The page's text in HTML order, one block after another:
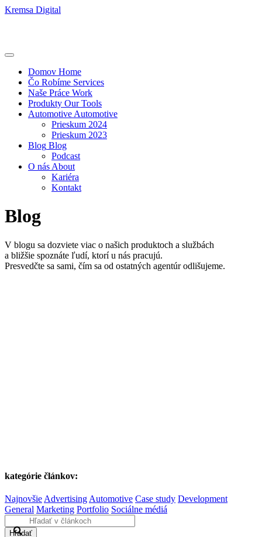
Kremsa Digital
Domov Home
Čo Robíme Services
Naše Práce Work
Produkty Our Tools
Automotive Automotive
Prieskum 2024
Prieskum 2023
Blog Blog
Podcast
O nás About
Kariéra
Kontakt
Blog
V blogu sa dozviete viac o našich produktoch a službách
a bližšie spoznáte ľudí, ktorí u nás pracujú.
Presvedčte sa sami, čím sa od ostatných agentúr odlišujeme.
kategórie článkov:
Najnovšie Advertising Automotive Case study Development
General Marketing Portfolio Sociálne médiá
Hľadať